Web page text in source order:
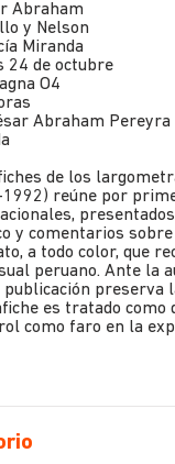
Abraham
y Nelson
Miranda
24 de octubre
O4
Abraham
de los
reúne por
y comentarios sobre
a todo color, que
peruano. Ante la
publicación preserva
es tratado
como faro en la